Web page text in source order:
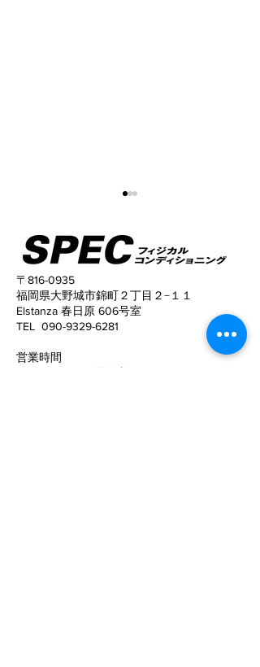
姿勢がこんなに変わる！
〒816-0935
福岡県大野城市錦町２丁目２−１１
Elstanza 春日原 606号室
TEL 090-9329-6281
​営業時間